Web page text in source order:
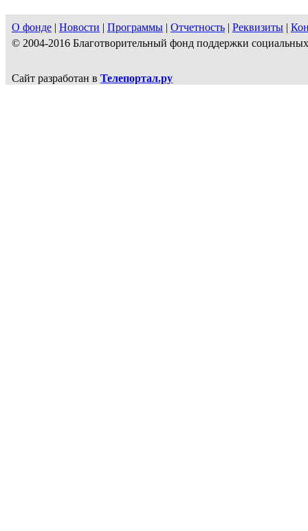
О фонде | Новости | Программы | Отчетность | Реквизиты |
© 2004-2016 Благотворительный фонд поддержки
Сайт разработан в Телепортал.ру